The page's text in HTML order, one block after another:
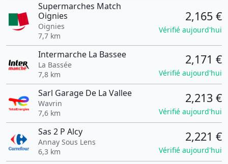
Supermarches Match
Oignies
Oignies
7,7 km
2,165 €
Vérifié aujourd'hui
Intermarche La Bassee
La Bassée
7,8 km
2,171 €
Vérifié aujourd'hui
Sarl Garage De La Vallee
Wavrin
7,6 km
2,213 €
Vérifié aujourd'hui
Sas 2 P Alcy
Annay Sous Lens
6,3 km
2,221 €
Vérifié aujourd'hui